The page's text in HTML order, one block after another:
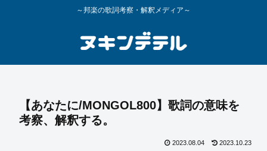
～邦楽の歌詞考察・解釈メディア～
【あなたに/MONGOL800】歌詞の意味を
考察、解釈する。
2023.08.04 2023.10.23